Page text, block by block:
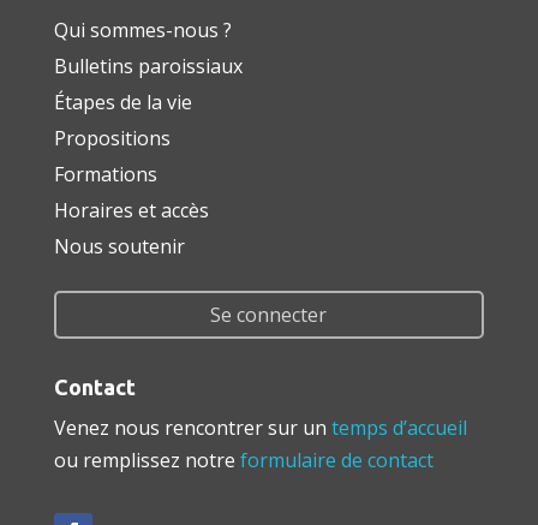
Qui sommes-nous ?
Bulletins paroissiaux
Étapes de la vie
Propositions
Formations
Horaires et accès
Nous soutenir
Se connecter
Contact
Venez nous rencontrer sur un temps d’accueil
ou remplissez notre formulaire de contact